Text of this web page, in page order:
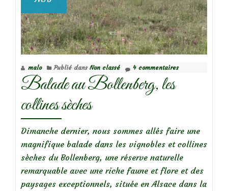
malo Publié dans Non classé 4 commentaires
Balade au Bollenberg, les
collines sèches
Dimanche dernier, nous sommes allés faire une
magnifique balade dans les vignobles et collines
sèches du Bollenberg, une réserve naturelle
remarquable avec une riche faune et flore et des
paysages exceptionnels, située en Alsace dans la